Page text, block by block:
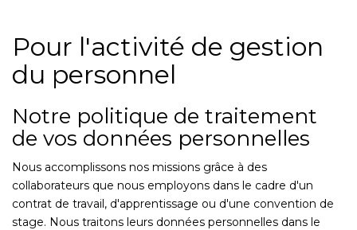
Pour l'activité de gestion
du personnel
Notre politique de traitement
de vos données personnelles
Nous accomplissons nos missions grâce à des
collaborateurs que nous employons dans le cadre d'un
contrat de travail, d'apprentissage ou d'une convention de
stage. Nous traitons leurs données personnelles dans le